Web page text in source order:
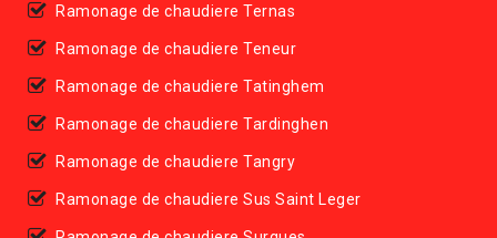
Ramonage de chaudiere Ternas
Ramonage de chaudiere Teneur
Ramonage de chaudiere Tatinghem
Ramonage de chaudiere Tardinghen
Ramonage de chaudiere Tangry
Ramonage de chaudiere Sus Saint Leger